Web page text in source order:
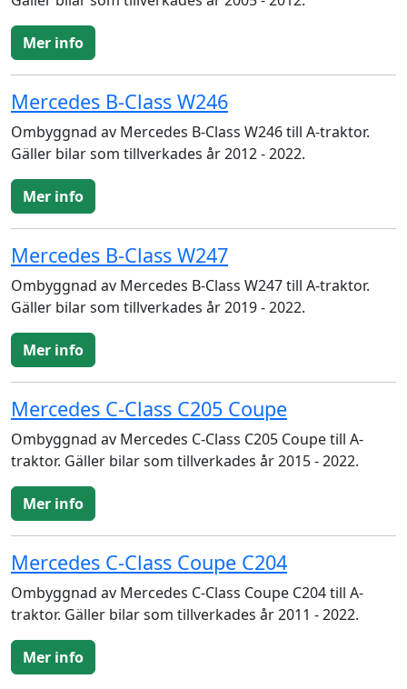
Mer info
Mercedes B-Class W246
Ombyggnad av Mercedes B-Class W246 till A-traktor.
Gäller bilar som tillverkades år 2012 - 2022.
Mer info
Mercedes B-Class W247
Ombyggnad av Mercedes B-Class W247 till A-traktor.
Gäller bilar som tillverkades år 2019 - 2022.
Mer info
Mercedes C-Class C205 Coupe
Ombyggnad av Mercedes C-Class C205 Coupe till A-
traktor. Gäller bilar som tillverkades år 2015 - 2022.
Mer info
Mercedes C-Class Coupe C204
Ombyggnad av Mercedes C-Class Coupe C204 till A-
traktor. Gäller bilar som tillverkades år 2011 - 2022.
Mer info